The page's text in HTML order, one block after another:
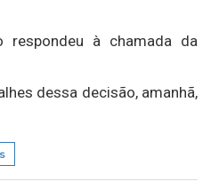
respondeu à chamada da
dessa decisão, amanhã,